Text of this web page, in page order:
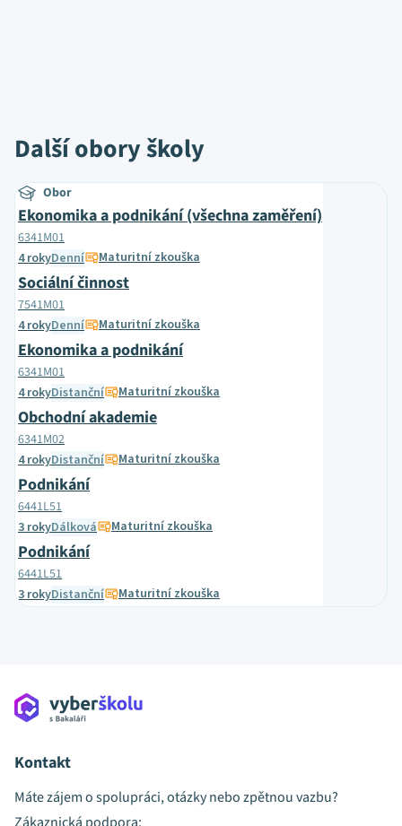
Další obory školy
Obor
Ekonomika a podnikání (všechna zaměření)
6341M01
4 rokyDenní Maturitní zkouška
Sociální činnost
7541M01
4 rokyDenní Maturitní zkouška
Ekonomika a podnikání
6341M01
4 rokyDistanční Maturitní zkouška
Obchodní akademie
6341M02
4 rokyDistanční Maturitní zkouška
Podnikání
6441L51
3 rokyDálková Maturitní zkouška
Podnikání
6441L51
3 rokyDistanční Maturitní zkouška
Kontakt
Máte zájem o spolupráci, otázky nebo zpětnou vazbu?